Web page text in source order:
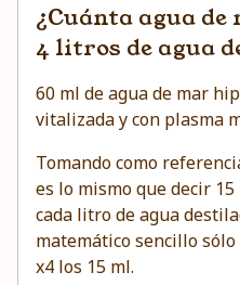
¿Cuánta agua de
4 litros de agua
60 ml de agua de mar
vitalizada y con plasma
Tomando como
es lo mismo que decir
cada litro de agua
matemático sencillo
x4 los 15 ml.